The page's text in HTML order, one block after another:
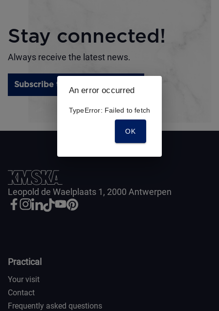
Stay connected!
Always receive the latest news.
Subscribe to the newsletter
Leopold de Waelplaats 1, 2000 Antwerpen
Practical
Your visit
Contact
Frequently asked questions
An error occurred
TypeError: Failed to fetch
OK